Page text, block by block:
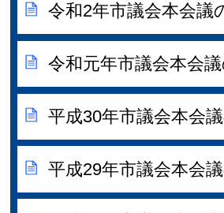
令和2年市議会本会議
令和元年市議会本会
平成30年市議会本会
平成29年市議会本会